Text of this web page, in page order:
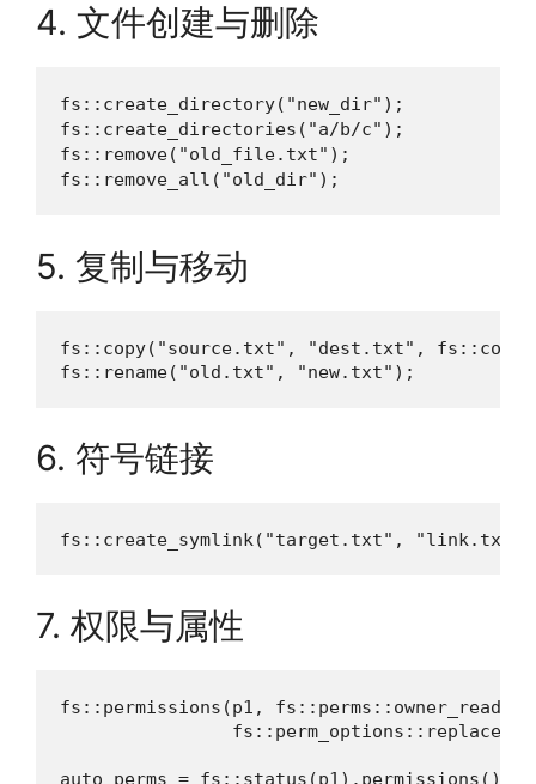
4. 文件创建与删除
fs::create_directory("new_dir");          // 创
fs::create_directories("a/b/c");          // 创
fs::remove("old_file.txt");               //
fs::remove_all("old_dir");                // 删
5. 复制与移动
fs::copy("source.txt", "dest.txt",
fs::rename("old.txt", "new.txt");          //
6. 符号链接
fs::create_symlink("target.txt",
7. 权限与属性
fs::permissions(p1, fs::perms::owner_read |
                fs::perm_options::replace);
auto perms = fs::status(p1).permissions();